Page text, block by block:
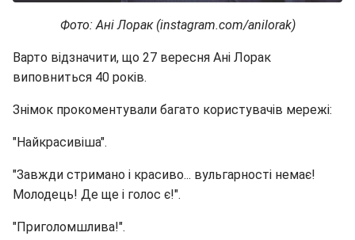
Фото: Ані Лорак (instagram.com/anilorak)
Варто відзначити, що 27 вересня Ані Лорак
виповниться 40 років.
Знімок прокоментували багато користувачів мережі:
"Найкрасивіша".
"Завжди стримано і красиво... вульгарності немає!
Молодець! Де ще і голос є!".
"Приголомшлива!".